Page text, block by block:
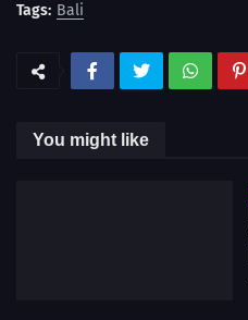
Tags: Bali
You might like